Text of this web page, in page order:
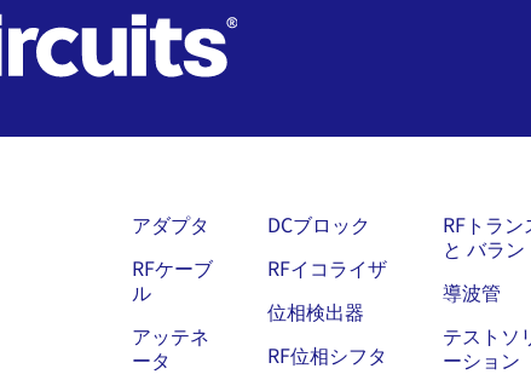
アダプタ
RFケーブ
ル
アッテネ
ータ
DCブロック
RFイコライザ
位相検出器
RF位相シフタ
RFトラン
と バラン
導波管
テストソ
ーション